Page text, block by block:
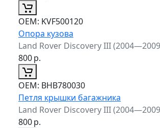
ОЕМ: KVF500120
Опора кузова
Land Rover Discovery III
800р.
ОЕМ: BHB780030
Петля крышки багажника
Land Rover Discovery III
800р.